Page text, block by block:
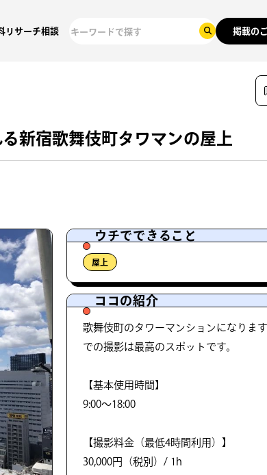
リサーチ相談 掲載の
新宿歌舞伎町タワマンの屋上
ウチでできること
屋上
ココの紹介
歌舞伎町のタワーマンションになりま
での撮影は最高のスポットです。
【基本使用時間】
9:00～18:00
【撮影料金（最低4時間利用）】
30,000円（税別）/ 1h